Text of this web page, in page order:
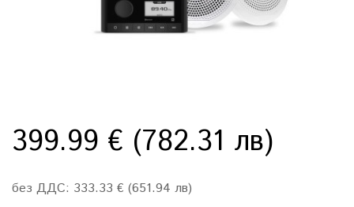
399.99 € (782.31 лв)
без ДДС: 333.33 € (651.94 лв)